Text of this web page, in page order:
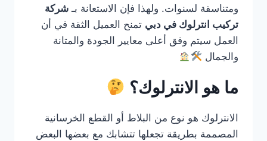
ومتناسقة لسنوات. ولهذا فإن الاستعانة بـ شركة
تركيب انترلوك في دبي تمنح العميل الثقة في أن
العمل سيتم وفق أعلى معايير الجودة والمتانة
والجمال
ما هو الانترلوك؟
الانترلوك هو نوع من البلاط أو القطع الخرسانية
المصممة بطريقة تجعلها تتشابك مع بعضها البعض